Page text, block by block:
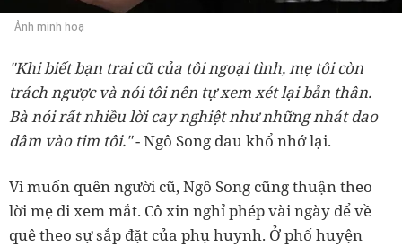
Ảnh minh hoạ
"Khi biết bạn trai cũ của tôi ngoại tình, mẹ tôi còn
trách ngược và nói tôi nên tự xem xét lại bản thân.
Bà nói rất nhiều lời cay nghiệt như những nhát dao
đâm vào tim tôi."- Ngô Song đau khổ nhớ lại.
Vì muốn quên người cũ, Ngô Song cũng thuận theo
lời mẹ đi xem mắt. Cô xin nghỉ phép vài ngày để về
quê theo sự sắp đặt của phụ huynh. Ở phố huyện